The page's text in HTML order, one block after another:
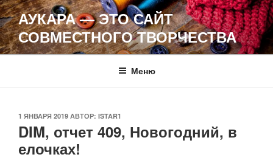
Перейти
к
содержимому
АУКАРА — ЭТО САЙТ
СОВМЕСТНОГО ТВОРЧЕСТВА
Меню
ОПУБЛИКОВАНО
1 ЯНВАРЯ 2019 АВТОР: ISTAR1
DIM, отчет 409, Новогодний, в
елочках!